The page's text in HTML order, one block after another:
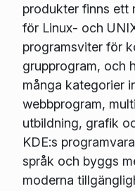
produkter finns ett
för Linux- och
programsviter för
grupprogram, och
många kategorier
webbprogram,
utbildning, grafik
KDE:s
språk och byggs
moderna